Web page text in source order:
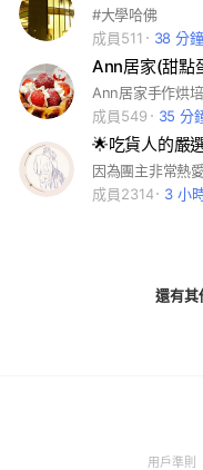
#大學哈佛
成員511
38 分
Ann居家(甜點
Ann居家手作烘
成員549
35 分
🌟吃貨人的嚴
成員2314
3 小
還有其
用戶準則